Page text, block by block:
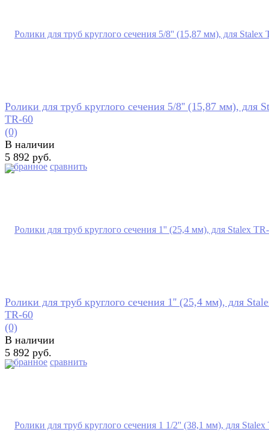
избранное сравнить
Ролики для труб круглого сечения 5/8'' (15,87 мм), для
TR-60
(0)
В наличии
5 892 руб.
избранное сравнить
Ролики для труб круглого сечения 1'' (25,4 мм), для
TR-60
(0)
В наличии
5 892 руб.